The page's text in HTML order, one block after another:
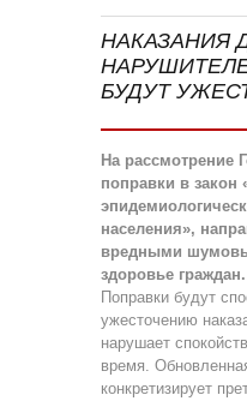
НАКАЗАНИЯ
БУДУТ
На рассмотрение
поправки в закон
населения»,
вредными
здоровье граждан.
Поправки будут
ужесточению
нарушает
время.
конкретизирует